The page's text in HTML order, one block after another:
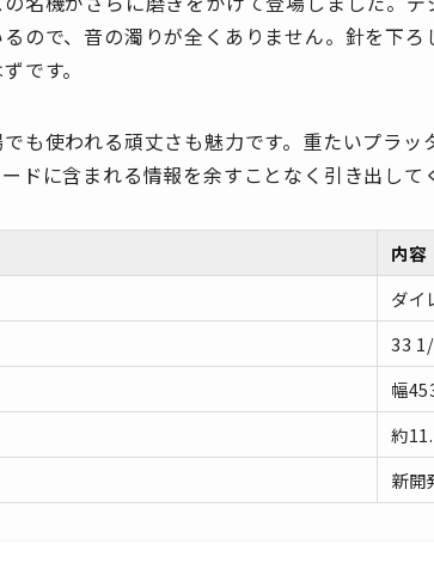
ので、音の濁りが全くありません。針を下
です。
も使われる頑丈さも魅力です。重たいプラ
ドに含まれる情報を余すことなく引き出して
内容
ダイ
33
幅
約
新開